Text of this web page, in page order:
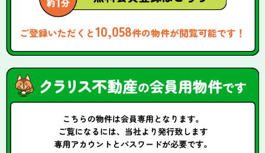
ご登録いただくと10,058件の物件が閲覧可能です！